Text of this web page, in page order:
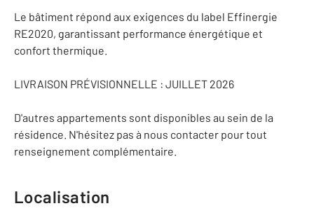
Le bâtiment répond aux exigences du label Effinergie
RE2020, garantissant performance énergétique et
confort thermique.
LIVRAISON PRÉVISIONNELLE : JUILLET 2026
D'autres appartements sont disponibles au sein de la
résidence. N'hésitez pas à nous contacter pour tout
renseignement complémentaire.
Localisation